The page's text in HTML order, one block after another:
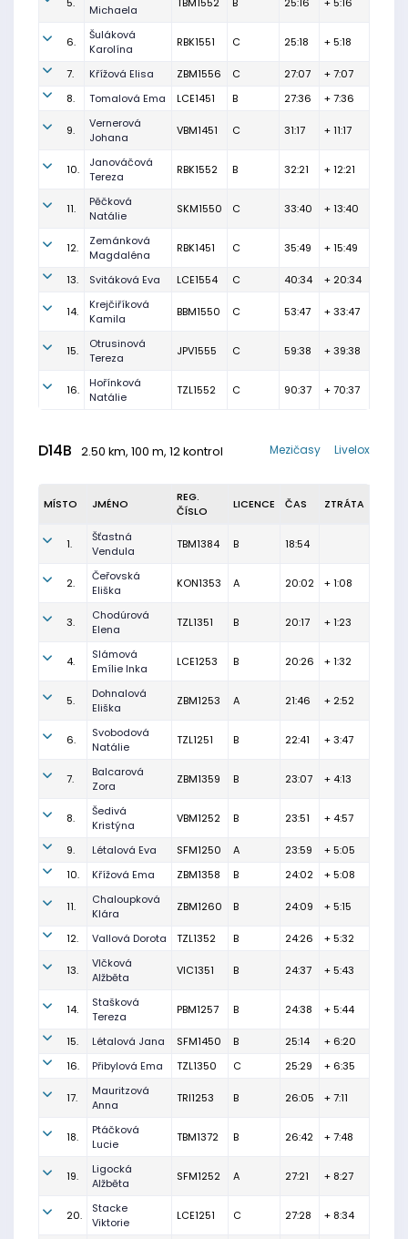
Michaela
6.
Šuláková
Karolína
RBK1551 C 25:18 + 5:18
7. Křížová Elisa ZBM1556 C 27:07
+ 7:07
8.
Tomalová Ema LCE1451 B 27:36 + 7:36
9.
Vernerová
Johana
VBM1451 C 31:17 + 11:17
10.
Janováčová
Tereza
RBK1552 B 32:21 + 12:21
11.
Pěčková
Natálie
SKM1550 C 33:40 + 13:40
12.
Zemánková
Magdaléna
RBK1451 C 35:49 + 15:49
13. Svitáková Eva LCE1554 C 40:34 + 20:34
14.
Krejčiříková
Kamila
BBM1550 C 53:47 + 33:47
15.
Otrusinová
Tereza
JPV1555 C 59:38 + 39:38
16.
Hořínková
Natálie
TZL1552 C 90:37 + 70:37
D14B 2.50 km, 100 m, 12 kontrol Livelox
Mezičasy
MÍSTO JMÉNO
REG.
ČÍSLO
LICENCE ČAS ZTRÁTA
1.
Šťastná
Vendula
TBM1384 B 18:54
2.
Čeřovská
Eliška
KON1353 A 20:02 + 1:08
3.
Chodúrová
Elena
TZL1351 B 20:17 + 1:23
4.
Slámová
Emílie Inka
LCE1253 B 20:26 + 1:32
5.
Dohnalová
Eliška
ZBM1253 A 21:46 + 2:52
6.
Svobodová
Natálie
TZL1251 B 22:41 + 3:47
7.
Balcarová
Zora
ZBM1359 B 23:07 + 4:13
8.
Šedivá
Kristýna
VBM1252 B 23:51 + 4:57
9. Létalová Eva SFM1250 A 23:59
+ 5:05
10.
Křížová Ema ZBM1358 B 24:02 + 5:08
11.
Chaloupková
Klára
ZBM1260 B 24:09 + 5:15
12. Vallová Dorota TZL1352 B 24:26 + 5:32
13.
Vlčková
Alžběta
VIC1351 B 24:37 + 5:43
14.
Stašková
Tereza
PBM1257 B 24:38 + 5:44
15. Létalová Jana SFM1450 B 25:14
+ 6:20
16.
Přibylová Ema TZL1350 C 25:29 + 6:35
17.
Mauritzová
Anna
TRI1253 B 26:05 + 7:11
18.
Ptáčková
Lucie
TBM1372 B 26:42 + 7:48
19.
Ligocká
Alžběta
SFM1252 A 27:21 + 8:27
20.
Stacke
Viktorie
LCE1251 C 27:28 + 8:34